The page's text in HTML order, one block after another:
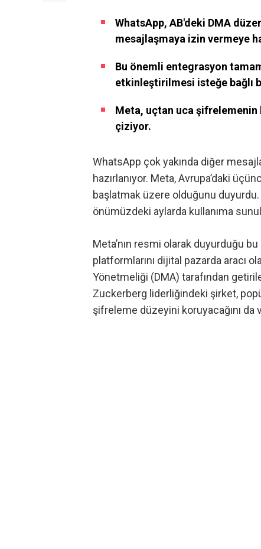
WhatsApp, AB'deki DMA
mesajlaşmaya izin vermeye
Bu önemli entegrasyon
etkinleştirilmesi isteğe bağlı
Meta, uçtan uca şifrelemenin
çiziyor.
WhatsApp çok yakında diğer
hazırlanıyor. Meta, Avrupa’daki
başlatmak üzere olduğunu
önümüzdeki aylarda kullanıma
Meta’nın resmi olarak duyurduğu
platformlarını dijital pazarda aracı
Yönetmeliği (DMA) tarafından
Zuckerberg liderliğindeki şirket,
şifreleme düzeyini koruyacağını da